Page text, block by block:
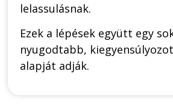
lelassulásnak.
Ezek a lépések együtt egy
nyugodtabb,
alapját adják.